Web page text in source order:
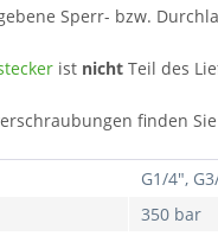
Sperr- bzw.
ist nicht Teil des
finden Sie
G1/4",
350 bar